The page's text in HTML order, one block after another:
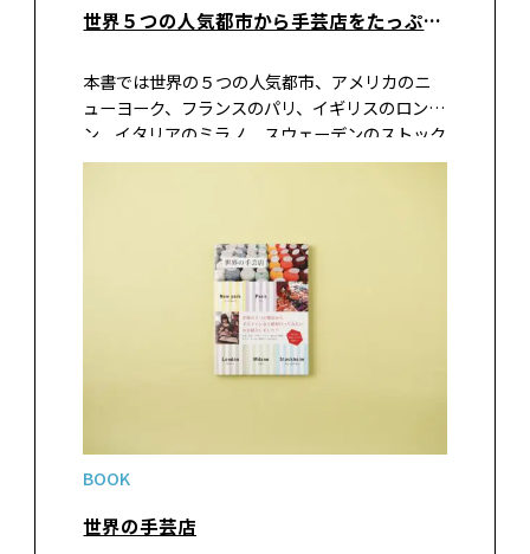
世界５つの人気都市から手芸店をたっぷり紹介！『世界の手芸店』（筑摩書房刊）
本書では世界の５つの人気都市、アメリカのニ
ューヨーク、フランスのパリ、イギリスのロンド
ン、イタリアのミラノ、スウェーデンのストック
ホルムにある、手芸好きなら知っておきたい手
BOOK
世界の手芸店